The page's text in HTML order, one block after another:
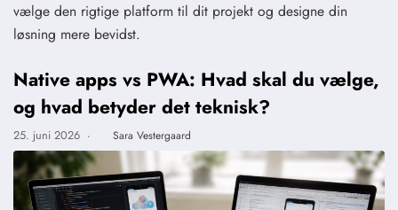
vælge den rigtige platform til dit projekt og designe din
løsning mere bevidst.
Native apps vs PWA: Hvad skal du vælge,
og hvad betyder det teknisk?
25. juni 2026 · Sara Vestergaard